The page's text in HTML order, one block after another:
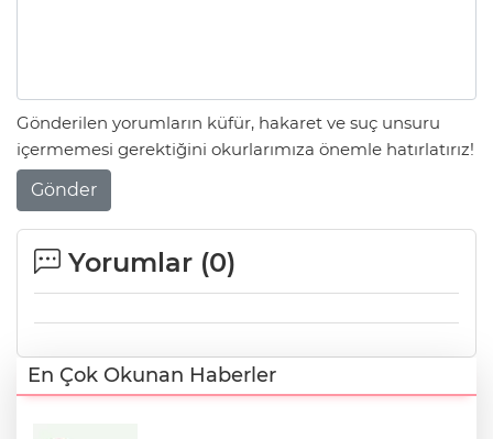
Gönderilen yorumların küfür, hakaret ve suç unsuru
içermemesi gerektiğini okurlarımıza önemle hatırlatırız!
Gönder
Yorumlar (0)
En Çok Okunan Haberler